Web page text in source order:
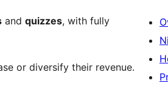
and quizzes, with fully
or diversify their revenue.